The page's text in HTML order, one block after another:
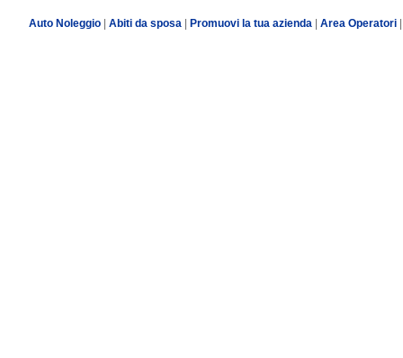
Auto Noleggio| Abiti da sposa| Promuovi la tua azienda Area Operatori